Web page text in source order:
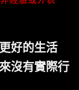
好的生活
沒有實際行